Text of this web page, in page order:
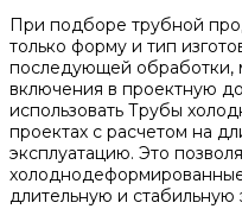
При подборе трубной
только форму и тип
последующей обработки,
включения в проектную
использовать Трубы
проектах с расчетом на
эксплуатацию. Это
длительную и стабильную